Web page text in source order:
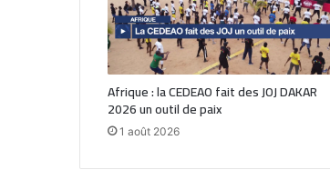
Afrique : la CEDEAO fait des JOJ DAKAR
2026 un outil de paix
1 août 2026